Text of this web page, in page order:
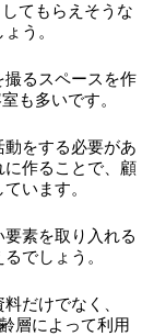
てもらえそうな
う。
るスペースを作
も多いです。
をする必要があ
に作ることで、顧
います。
素を取り入れる
でしょう。
だけでなく、
層によって利用